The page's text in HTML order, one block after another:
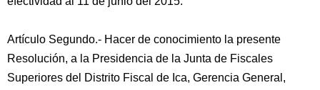
Artículo Segundo.- Hacer de conocimiento la presente
Resolución, a la Presidencia de la Junta de Fiscales
Superiores del Distrito Fiscal de Ica, Gerencia General,